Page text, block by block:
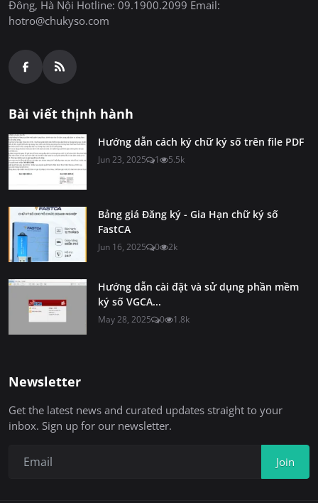
Đông, Hà Nội Hotline: 09.1900.2099 Email:
hotro@chukyso.com
Bài viết thịnh hành
Hướng dẫn cách ký chữ ký số trên file PDF
Jun 23, 2025 1 5.5k
Bảng giá Đăng ký - Gia Hạn chữ ký số
FastCA
Jun 16, 2025 0 2k
Hướng dẫn cài đặt và sử dụng phần mềm
ký số VGCA...
May 28, 2025 0 1.8k
Newsletter
Get the latest news and curated updates straight to your
inbox. Sign up for our newsletter.
Join